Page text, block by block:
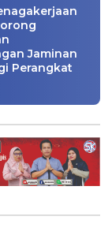
Jaminan
Perangkat